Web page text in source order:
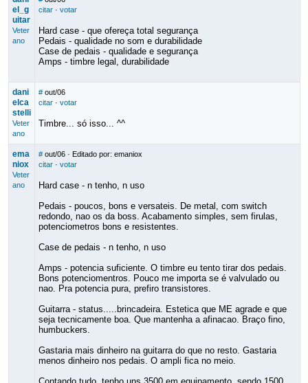
el_g
uitar
Veter
ano
citar· votar
Hard case - que ofereça total segurança
Pedais - qualidade no som e durabilidade
Case de pedais - qualidade e segurança
Amps - timbre legal, durabilidade
dani
elca
stelli
Veter
ano
# out/06
citar· votar
Timbre... só isso... ^^
ema
niox
Veter
ano
# out/06· Editado por: emaniox
citar· votar
Hard case - n tenho, n uso
Pedais - poucos, bons e versateis. De metal, com switch
redondo, nao os da boss. Acabamento simples, sem firulas,
potenciometros bons e resistentes.
Case de pedais - n tenho, n uso
Amps - potencia suficiente. O timbre eu tento tirar dos pedais.
Bons potenciomentros. Pouco me importa se é valvulado ou
nao. Pra potencia pura, prefiro transistores.
Guitarra - status.....brincadeira. Estetica que ME agrade e que
seja tecnicamente boa. Que mantenha a afinacao. Braço fino,
humbuckers.
Gastaria mais dinheiro na guitarra do que no resto. Gastaria
menos dinheiro nos pedais. O ampli fica no meio.